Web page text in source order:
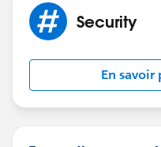
Ok
Organization Id that we
11. Validating the
Security
En savoir